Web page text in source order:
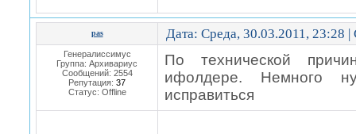
pas Дата: Среда, 30.03.2011, 23:28
Генералиссимус
Группа: Архивариус
Сообщений: 2554
Репутация: 37
Статус: Offline
По технической
ифолдере. Немного
исправиться